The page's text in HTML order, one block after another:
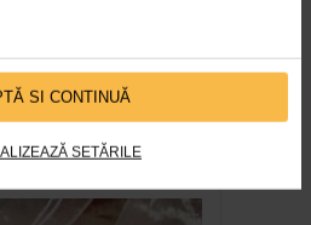
SI CONTINUĂ
SETĂRILE
LUMII